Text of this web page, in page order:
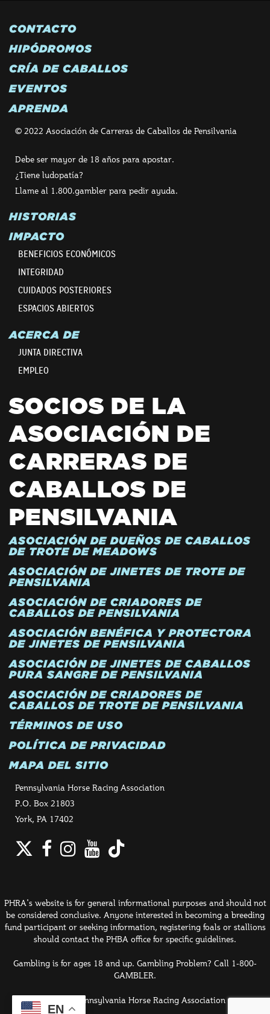
CONTACTO
HIPÓDROMOS
CRÍA DE CABALLOS
EVENTOS
APRENDA
© 2022 Asociación de Carreras de Caballos de Pensilvania
Debe ser mayor de 18 años para apostar.
¿Tiene ludopatía?
Llame al 1.800.gambler para pedir ayuda.
HISTORIAS
IMPACTO
BENEFICIOS ECONÓMICOS
INTEGRIDAD
CUIDADOS POSTERIORES
ESPACIOS ABIERTOS
ACERCA DE
JUNTA DIRECTIVA
EMPLEO
SOCIOS DE LA
ASOCIACIÓN DE
CARRERAS DE
CABALLOS DE
PENSILVANIA
ASOCIACIÓN DE DUEÑOS DE CABALLOS
DE TROTE DE MEADOWS
ASOCIACIÓN DE JINETES DE TROTE DE
PENSILVANIA
ASOCIACIÓN DE CRIADORES DE
CABALLOS DE PENSILVANIA
ASOCIACIÓN BENÉFICA Y PROTECTORA
DE JINETES DE PENSILVANIA
ASOCIACIÓN DE JINETES DE CABALLOS
PURA SANGRE DE PENSILVANIA
ASOCIACIÓN DE CRIADORES DE
CABALLOS DE TROTE DE PENSILVANIA
TÉRMINOS DE USO
POLÍTICA DE PRIVACIDAD
MAPA DEL SITIO
Pennsylvania Horse Racing Association
P.O. Box 21803
York, PA 17402
Twitter
Facebook
Instagram
YouTube
TikTok
PHRA's website is for general informational purposes and should not
be considered conclusive. Anyone interested in becoming a breeding
fund participant or seeking information, registering foals or stallions
should contact the PHBA office for specific guidelines.
Gambling is for ages 18 and up. Gambling Problem? Call 1-800-
GAMBLER.
© 2026 Pennsylvania Horse Racing Association
EN